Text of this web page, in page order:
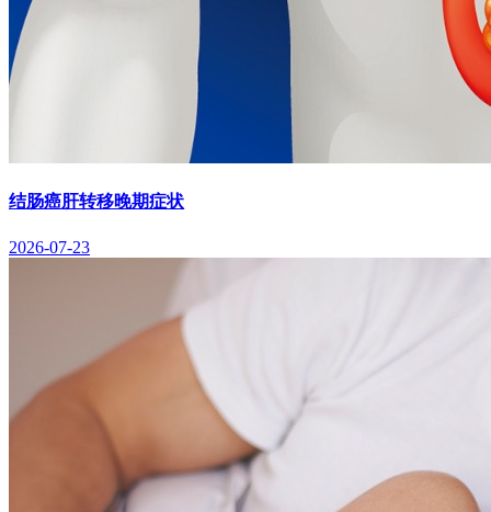
结肠癌肝转移晚期症状
2026-07-23